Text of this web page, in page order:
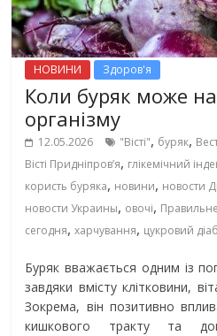
НОВИНИ Здоров'я
Коли буряк може
організму
12.05.2026 "Вісті", буряк,
Вісті Придніпровʼя, глікемічний
користь буряка, новини, новости
новости Украины, овочі,
сегодня,харчування, цукровий
Буряк вважається одним із
завдяки вмісту клітковини,
Зокрема, він позитивно
кишкового тракту та